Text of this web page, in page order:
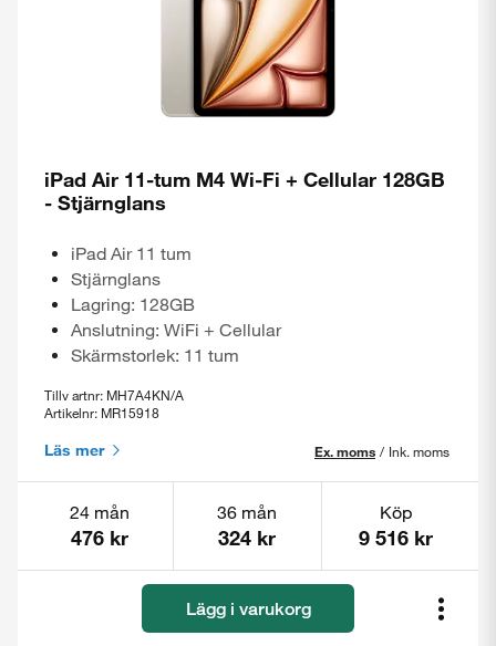
iPad Air 11-tum M4 Wi-Fi + Cellular 128GB
- Stjärnglans
iPad Air 11 tum
Stjärnglans
Lagring: 128GB
Anslutning: WiFi + Cellular
Skärmstorlek: 11 tum
Tillv artnr: MH7A4KN/A
Artikelnr: MR15918
Läs mer Ex. moms / Ink. moms
24 mån
476 kr
36 mån
324 kr
Köp
9 516 kr
Lägg i varukorg